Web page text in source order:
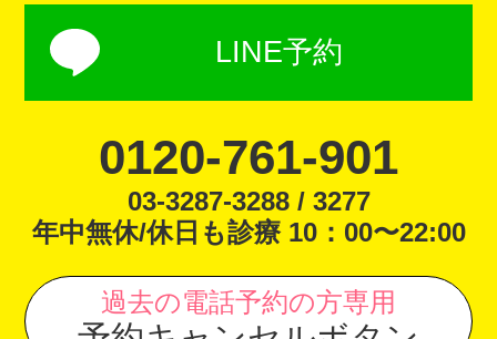
LINE予約
0120-761-901
03-3287-3288 / 3277
年中無休/休日も診療 10：00〜22:00
過去の電話予約の方専用